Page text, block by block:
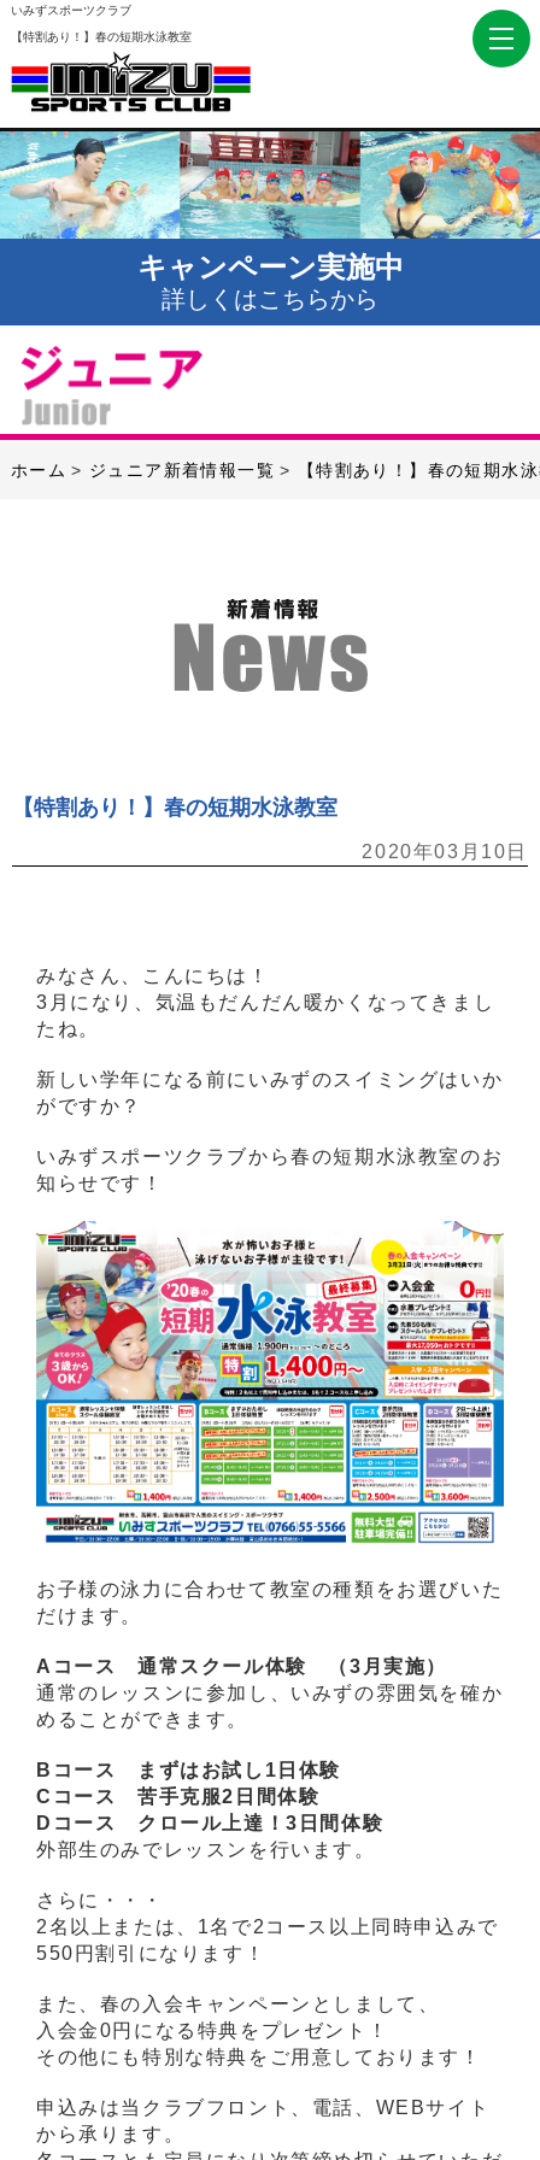
いみずスポーツクラブ
【特割あり！】春の短期水泳教室
キャンペーン実施中
詳しくはこちらから
ホーム ジュニア新着情報一覧 【特割あり！】春の短期水
【特割あり！】春の短期水泳教室
2020年03月10日
みなさん、こんにちは！
3月になり、気温もだんだん暖かくなってきまし
たね。
新しい学年になる前にいみずのスイミングはいか
がですか？
いみずスポーツクラブから春の短期水泳教室のお
知らせです！
お子様の泳力に合わせて教室の種類をお選びいた
だけます。
Aコース 通常スクール体験 （3月実施）
通常のレッスンに参加し、いみずの雰囲気を確か
めることができます。
Bコース まずはお試し1日体験
Cコース 苦手克服2日間体験
Dコース クロール上達！3日間体験
外部生のみでレッスンを行います。
さらに・・・
2名以上または、1名で2コース以上同時申込みで
550円割引になります！
また、春の入会キャンペーンとしまして、
入会金0円になる特典をプレゼント！
その他にも特別な特典をご用意しております！
申込みは当クラブフロント、電話、WEBサイト
から承ります。